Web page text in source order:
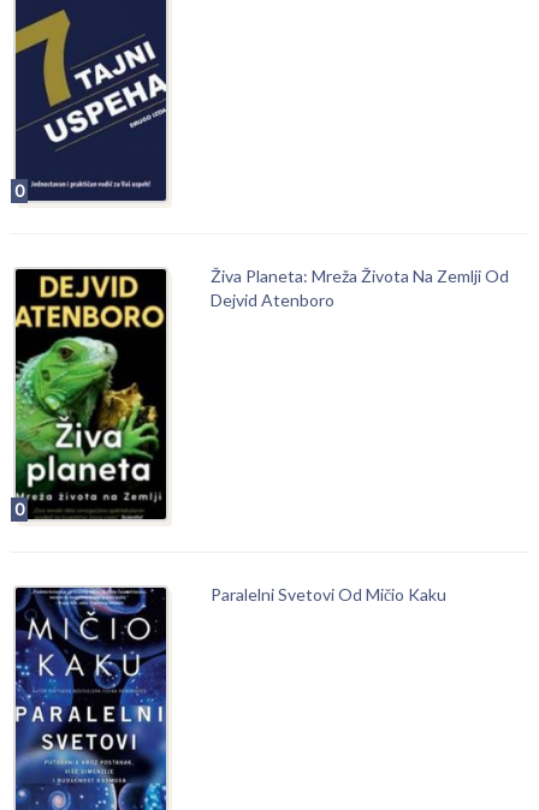
0
0
Živa Planeta: Mreža Života Na Zemlji Od
Dejvid Atenboro
Paralelni Svetovi Od Mičio Kaku